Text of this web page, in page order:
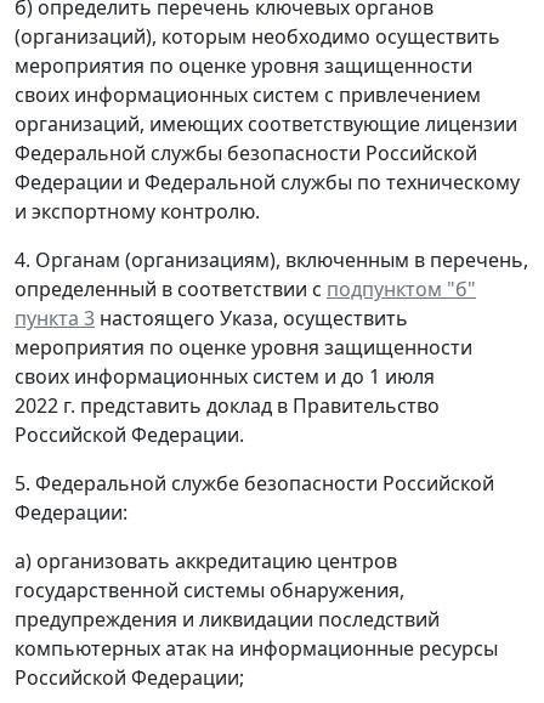
б) определить перечень ключевых органов
(организаций), которым необходимо осуществить
мероприятия по оценке уровня защищенности
своих информационных систем с привлечением
организаций, имеющих соответствующие лицензии
Федеральной службы безопасности Российской
Федерации и Федеральной службы по техническому
и экспортному контролю.
4. Органам (организациям), включенным в перечень,
определенный в соответствии с подпунктом "б"
пункта 3 настоящего Указа, осуществить
мероприятия по оценке уровня защищенности
своих информационных систем и до 1 июля
2022 г. представить доклад в Правительство
Российской Федерации.
5. Федеральной службе безопасности Российской
Федерации:
а) организовать аккредитацию центров
государственной системы обнаружения,
предупреждения и ликвидации последствий
компьютерных атак на информационные ресурсы
Российской Федерации;